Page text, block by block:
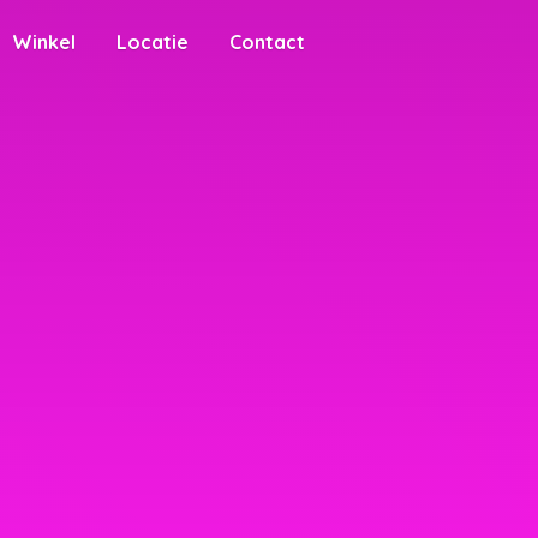
Winkel Locatie Contact